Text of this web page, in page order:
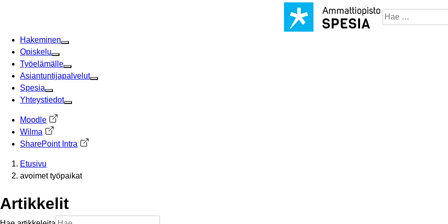
Hae
sivustosta
Hakeminen
Opiskelu
Työelämälle
Asiantuntijapalvelut
Spesia
Yhteystiedot
Moodle Avautuu uuteen välilehteen
Wilma Avautuu uuteen välilehteen
SharePoint Intra Avautuu uuteen välilehteen
Etusivu
avoimet työpaikat
Artikkelit